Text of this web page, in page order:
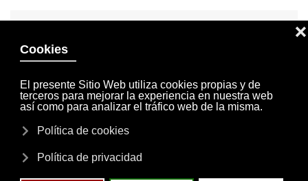
INVITACIONES
MI CUENTA